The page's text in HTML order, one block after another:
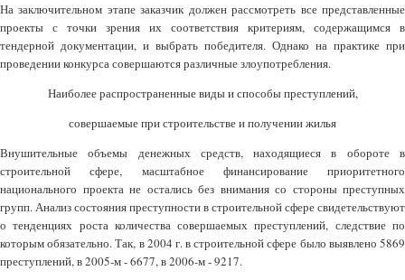
На заключительном этапе заказчик должен рассмотреть все представленные
проекты с точки зрения их соответствия критериям, содержащимся в
тендерной документации, и выбрать победителя. Однако на практике при
проведении конкурса совершаются различные злоупотребления.
Наиболее распространенные виды и способы преступлений,
совершаемые при строительстве и получении жилья
Внушительные объемы денежных средств, находящиеся в обороте в
строительной сфере, масштабное финансирование приоритетного
национального проекта не остались без внимания со стороны преступных
групп. Анализ состояния преступности в строительной сфере свидетельствуют
о тенденциях роста количества совершаемых преступлений, следствие по
которым обязательно. Так, в 2004 г. в строительной сфере было выявлено 5869
преступлений, в 2005-м - 6677, в 2006-м - 9217.